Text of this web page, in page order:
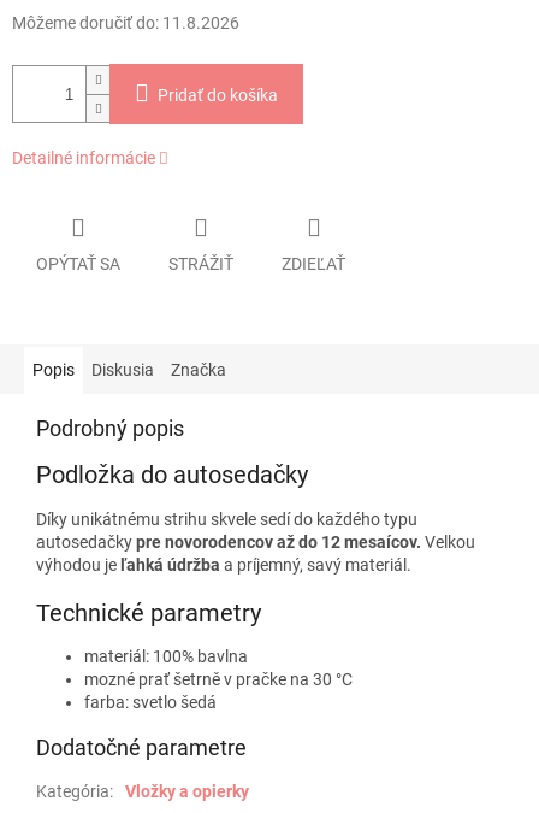
Môžeme doručiť do: 11.8.2026
Pridať do košíka
Detailné informácie
OPÝTAŤ SA STRÁŽIŤ ZDIEĽAŤ
Popis Diskusia Značka
Podrobný popis
Podložka do autosedačky
Díky unikátnému strihu skvele sedí do každého typu
autosedačkypre novorodencov až do 12 mesaícov. Velkou
výhodou jeľahká údržba a príjemný, savý materiál.
Technické parametry
materiál: 100% bavlna
mozné prať šetrně v pračke na 30 °C
farba: svetlo šedá
Dodatočné parametre
Kategória:
Vložky a opierky